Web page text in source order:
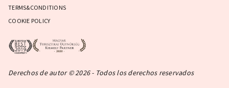
TERMS&CONDITIONS
COOKIE POLICY
Derechos de autor © 2026 - Todos los derechos reservados